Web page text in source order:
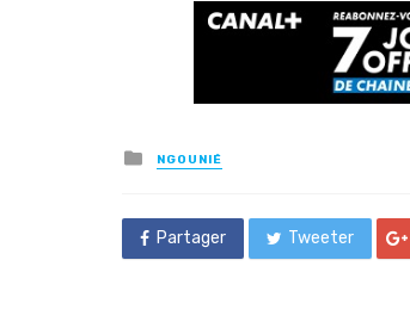
Posted
in
NGOUNIÉ
Partager Tweeter